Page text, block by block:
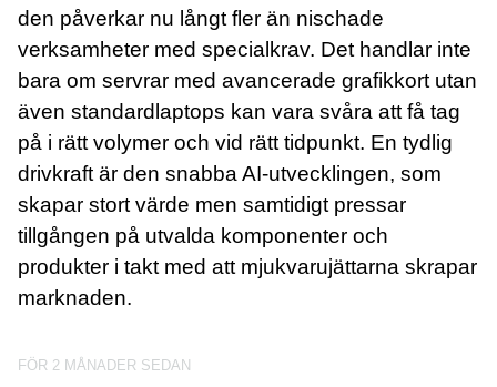
den påverkar nu långt fler än nischade
verksamheter med specialkrav. Det handlar inte
bara om servrar med avancerade grafikkort utan
även standardlaptops kan vara svåra att få tag
på i rätt volymer och vid rätt tidpunkt. En tydlig
drivkraft är den snabba AI-utvecklingen, som
skapar stort värde men samtidigt pressar
tillgången på utvalda komponenter och
produkter i takt med att mjukvarujättarna skrapar
marknaden.
FÖR 2 MÅNADER SEDAN